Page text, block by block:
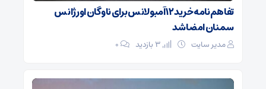
تفاهم‌نامه خرید ۱۲ آمبولانس برای ناوگان اورژانس
سمنان امضا شد
مدیر سایت ۰